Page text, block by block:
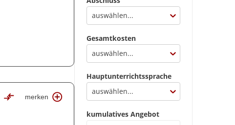
merken
auswählen...
Gesamtkosten
auswählen...
Hauptunterrichtssprache
auswählen...
kumulatives Angebot